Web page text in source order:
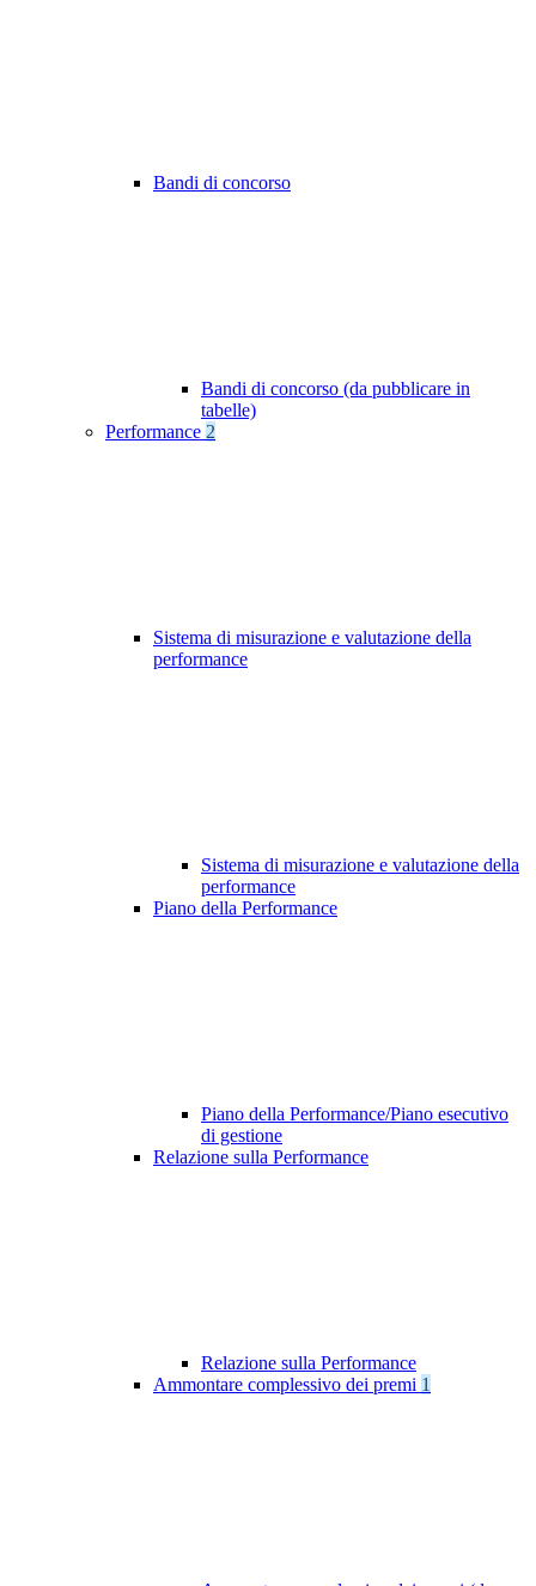
Bandi di concorso
Bandi di concorso (da pubblicare in
tabelle)
Performance 2
Sistema di misurazione e valutazione della
performance
Sistema di misurazione e valutazione della
performance
Piano della Performance
Piano della Performance/Piano esecutivo
di gestione
Relazione sulla Performance
Relazione sulla Performance
Ammontare complessivo dei premi 1